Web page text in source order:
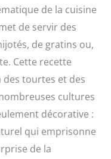
de la cuisine
de servir des
de gratins ou,
Cette recette
des tourtes et des
cultures
décorative :
qui emprisonne
de la